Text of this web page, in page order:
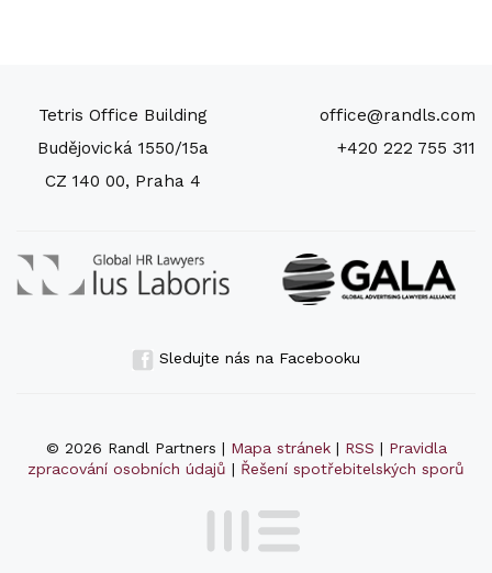
Tetris Office Building
Budějovická 1550/15a
CZ 140 00, Praha 4
office@randls.com
+420 222 755 311
Sledujte nás na Facebooku
© 2026 Randl Partners | Mapa stránek| RSS | Pravidla
zpracování osobních údajů | Řešení spotřebitelských sporů